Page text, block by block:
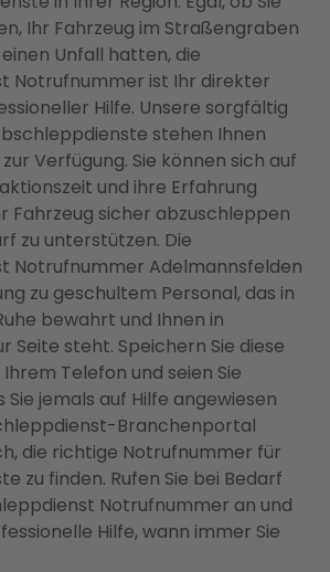
Ihr Fahrzeug im Straßengraben
Unfall hatten, die
Notrufnummer ist Ihr direkter
Hilfe. Unsere sorgfältig
stehen Ihnen
Verfügung. Sie können sich auf
und ihre Erfahrung
Fahrzeug sicher abzuschleppen
zu unterstützen. Die
Notrufnummer Adelmannsfelden
zu geschultem Personal, das in
bewahrt und Ihnen in
Seite steht. Speichern Sie diese
Telefon und seien Sie
jemals auf Hilfe angewiesen
Branchenportal
die richtige Notrufnummer für
zu finden. Rufen Sie bei Bedarf
Notrufnummer an und
Hilfe, wann immer Sie